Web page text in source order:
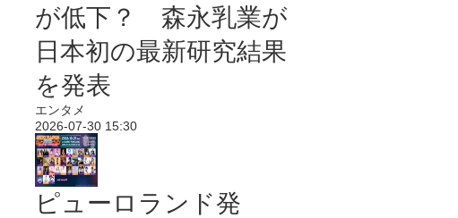
が低下？ 森永乳業が
日本初の最新研究結果
を発表
エンタメ
2026-07-30 15:30
ピューロランド発